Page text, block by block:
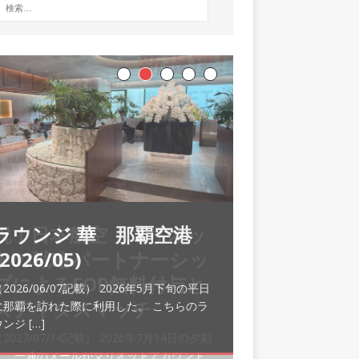
ウンジ 華 那覇空港
05)
2026/06/07記載） 2026年5月下旬の平日
那覇を訪れた際に利用した。 こちらのラ
ンジ […]